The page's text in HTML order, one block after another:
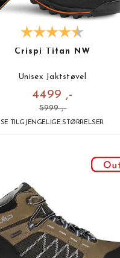
Crispi Titan NW
Unisex Jaktstøvel
4499 ,-
5999 ,-
SE TILGJENGELIGE STØRRELSER